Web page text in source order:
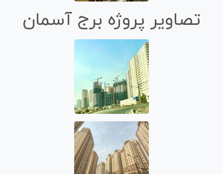
تصاویر پروژه برج آسمان